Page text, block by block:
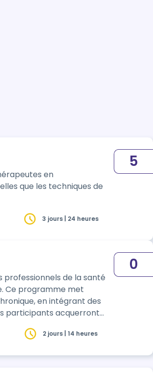
en
que les techniques de
5
3 jours | 24 heures
professionnels de la santé
en intégrant des
0
2 jours | 14 heures